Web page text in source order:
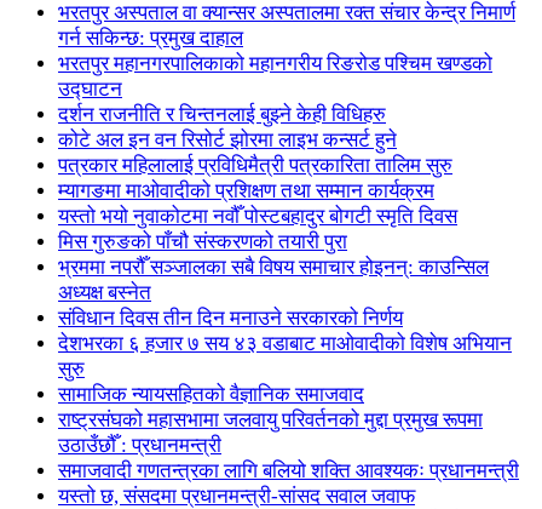
भरतपुर अस्पताल वा क्यान्सर अस्पतालमा रक्त संचार केन्द्र निमार्ण
गर्न सकिन्छ: प्रमुख दाहाल
भरतपुर महानगरपालिकाको महानगरीय रिङरोड पश्चिम खण्डको
उद्घाटन
दर्शन राजनीति र चिन्तनलाई बुझ्ने केही विधिहरु
कोटे अल इन वन रिसोर्ट झोरमा लाइभ कन्सर्ट हुने
पत्रकार महिलालाई प्रविधिमैत्री पत्रकारिता तालिम सुरु
म्यागङमा माओवादीको प्रशिक्षण तथा सम्मान कार्यक्रम
यस्तो भयो नुवाकोटमा नवौँ पोस्टबहादुर बोगटी स्मृति दिवस
मिस गुरुङको पाँचौ संस्करणको तयारी पुरा
भ्रममा नपरौँ सञ्जालका सबै विषय समाचार होइनन्: काउन्सिल
अध्यक्ष बस्नेत
संविधान दिवस तीन दिन मनाउने सरकारको निर्णय
देशभरका ६ हजार ७ सय ४३ वडाबाट माओवादीको विशेष अभियान
सुरु
सामाजिक न्यायसहितको वैज्ञानिक समाजवाद
राष्ट्रसंघको महासभामा जलवायु परिवर्तनको मुद्दा प्रमुख रूपमा
उठाउँछौँ : प्रधानमन्त्री
समाजवादी गणतन्त्रका लागि बलियो शक्ति आवश्यकः प्रधानमन्त्री
यस्तो छ, संसदमा प्रधानमन्त्री-सांसद सवाल जवाफ